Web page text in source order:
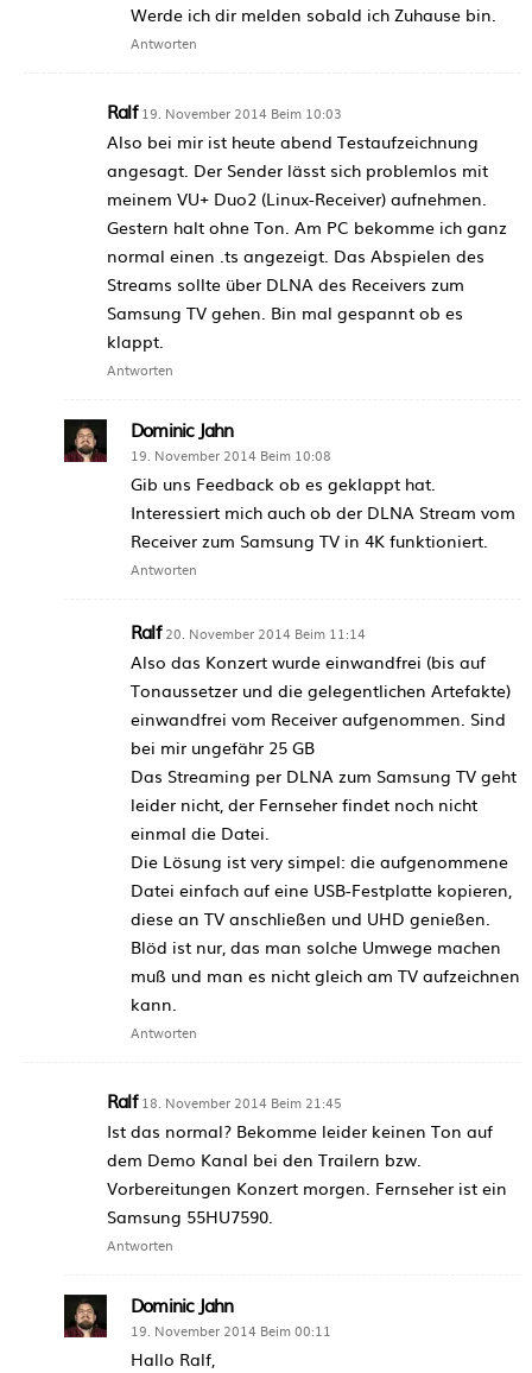
Werde ich dir melden sobald ich Zuhause bin.
Antworten
Ralf 19. November 2014 Beim 10:03
Also bei mir ist heute abend Testaufzeichnung
angesagt. Der Sender lässt sich problemlos mit
meinem VU+ Duo2 (Linux-Receiver) aufnehmen.
Gestern halt ohne Ton. Am PC bekomme ich ganz
normal einen .ts angezeigt. Das Abspielen des
Streams sollte über DLNA des Receivers zum
Samsung TV gehen. Bin mal gespannt ob es
klappt.
Antworten
Dominic Jahn
19. November 2014 Beim 10:08
Gib uns Feedback ob es geklappt hat.
Interessiert mich auch ob der DLNA Stream vom
Receiver zum Samsung TV in 4K funktioniert.
Antworten
Ralf 20. November 2014 Beim 11:14
Also das Konzert wurde einwandfrei (bis auf
Tonaussetzer und die gelegentlichen Artefakte)
einwandfrei vom Receiver aufgenommen. Sind
bei mir ungefähr 25 GB
Das Streaming per DLNA zum Samsung TV geht
leider nicht, der Fernseher findet noch nicht
einmal die Datei.
Die Lösung ist very simpel: die aufgenommene
Datei einfach auf eine USB-Festplatte kopieren,
diese an TV anschließen und UHD genießen.
Blöd ist nur, das man solche Umwege machen
muß und man es nicht gleich am TV aufzeichnen
kann.
Antworten
Ralf 18. November 2014 Beim 21:45
Ist das normal? Bekomme leider keinen Ton auf
dem Demo Kanal bei den Trailern bzw.
Vorbereitungen Konzert morgen. Fernseher ist ein
Samsung 55HU7590.
Antworten
Dominic Jahn
19. November 2014 Beim 00:11
Hallo Ralf,